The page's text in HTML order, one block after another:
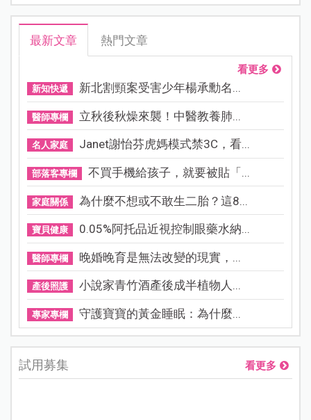
最新文章 熱門文章
看更多
新知快遞 新北割頸案受害少年楊承勳名...
醫師專欄 立秋後秋燥來襲！中醫教養肺...
名人家庭 Janet謝怡芬虎媽模式禁3C，看...
部落客專欄 不買手機給孩子，就要被貼「...
家庭關係 為什麼不想或不敢生二胎？這8...
寶貝健康 0.05%阿托品近視控制眼藥水納...
醫師專欄 晚婚晚育是無法改變的現實，...
產後照護 小說家青竹酒產後成半植物人...
專家專欄 守護寶寶的黃金睡眠：為什麼...
試用募集 看更多